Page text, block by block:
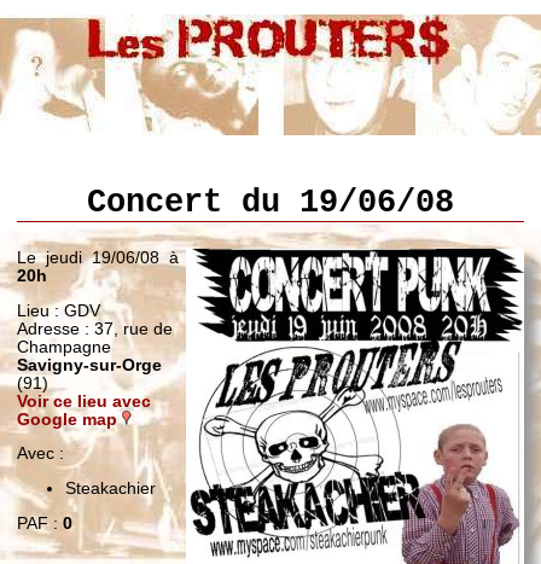
Concert du 19/06/08
Le jeudi 19/06/08 à
20h
Lieu : GDV
Adresse : 37, rue de
Champagne
Savigny-sur-Orge
(91)
Voir ce lieu avec
Google map
Avec :
Steakachier
PAF : 0